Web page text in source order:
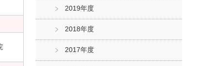
2019年度
2018年度
2017年度